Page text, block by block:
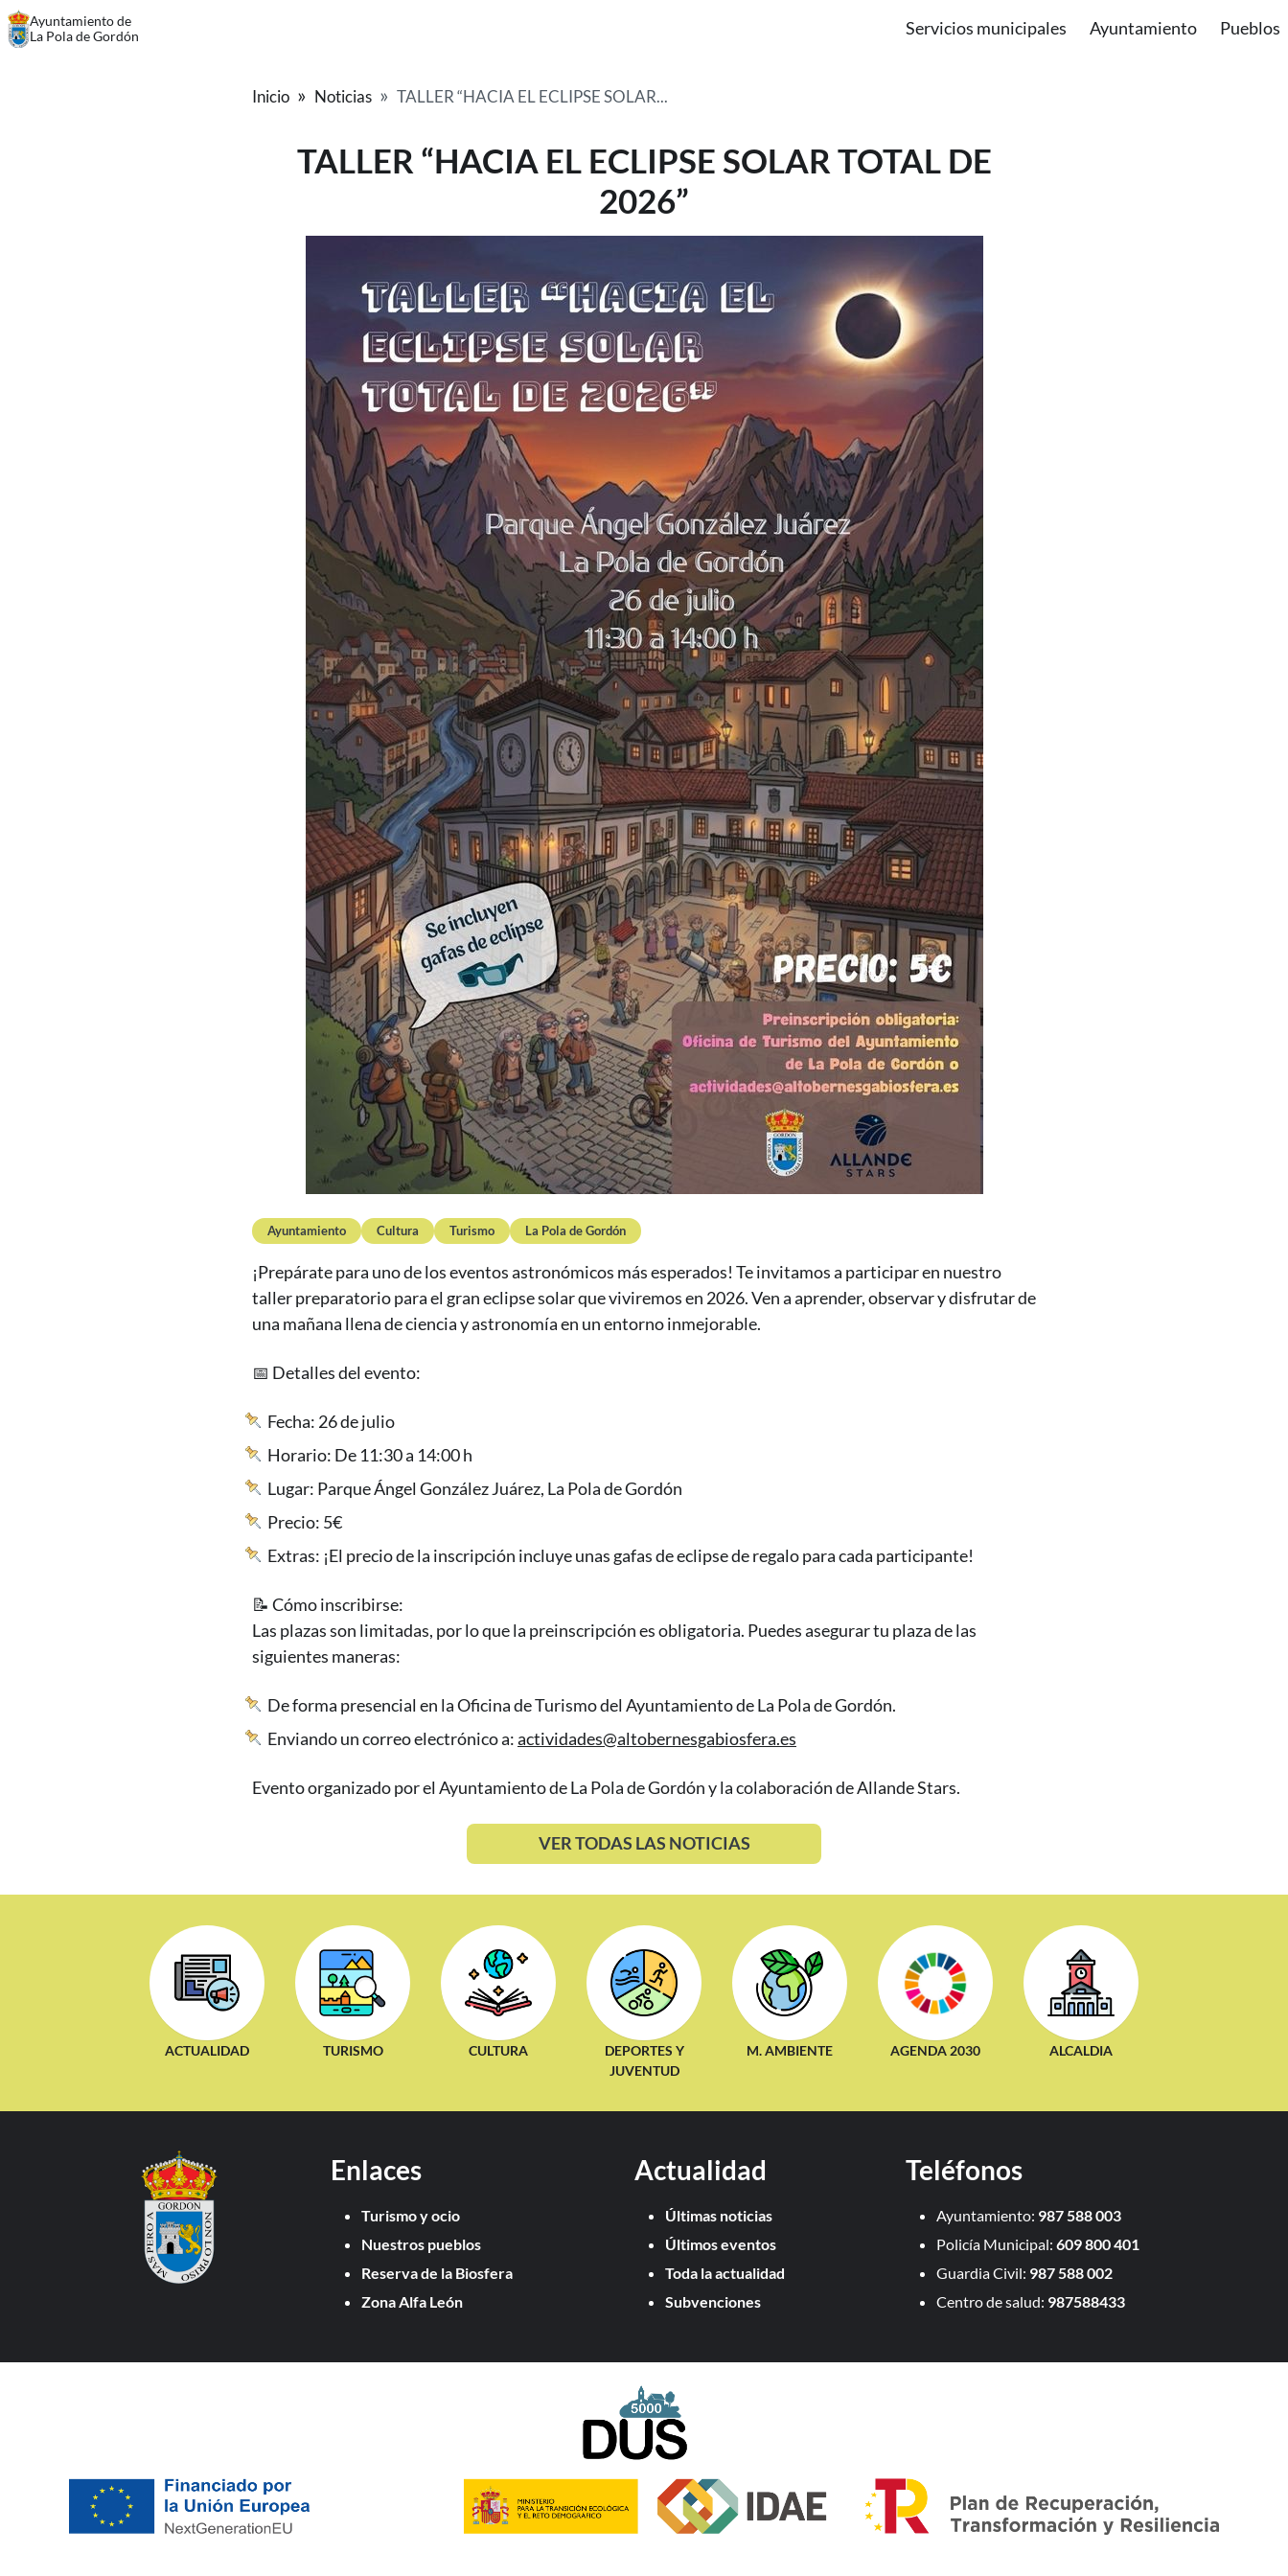
Ayuntamiento de
La Pola de Gordón
Servicios municipales Ayuntamiento Pueblos
Inicio Noticias TALLER “HACIA EL ECLIPSE SOLAR...
TALLER “HACIA EL ECLIPSE SOLAR TOTAL DE
2026”
Ayuntamiento Cultura Turismo La Pola de Gordón
¡Prepárate para uno de los eventos astronómicos más esperados! Te invitamos a participar en nuestro
taller preparatorio para el gran eclipse solar que viviremos en 2026. Ven a aprender, observar y disfrutar de
una mañana llena de ciencia y astronomía en un entorno inmejorable.
📅 Detalles del evento:
Fecha: 26 de julio
Horario: De 11:30 a 14:00 h
Lugar: Parque Ángel González Juárez, La Pola de Gordón
Precio: 5€
Extras: ¡El precio de la inscripción incluye unas gafas de eclipse de regalo para cada participante!
📝 Cómo inscribirse:
Las plazas son limitadas, por lo que la preinscripción es obligatoria. Puedes asegurar tu plaza de las
siguientes maneras:
De forma presencial en la Oficina de Turismo del Ayuntamiento de La Pola de Gordón.
Enviando un correo electrónico a:actividades@altobernesgabiosfera.es
Evento organizado por el Ayuntamiento de La Pola de Gordón y la colaboración de Allande Stars.
VER TODAS LAS NOTICIAS
ACTUALIDAD TURISMO CULTURA
DEPORTES Y
JUVENTUD
M. AMBIENTE AGENDA 2030 ALCALDIA
Enlaces
Turismo y ocio
Nuestros pueblos
Reserva de la Biosfera
Zona Alfa León
Actualidad
Últimas noticias
Últimos eventos
Toda la actualidad
Subvenciones
Teléfonos
Ayuntamiento: 987 588 003
Policía Municipal: 609 800 401
Guardia Civil: 987 588 002
Centro de salud: 987588433